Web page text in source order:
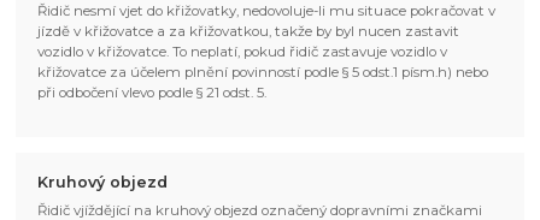
Řidič nesmí vjet do křižovatky, nedovoluje-li mu situace pokračovat v
jízdě v křižovatce a za křižovatkou, takže by byl nucen zastavit
vozidlo v křižovatce. To neplatí, pokud řidič zastavuje vozidlo v
křižovatce za účelem plnění povinností podle § 5 odst.1 písm.h) nebo
při odbočení vlevo podle § 21 odst. 5.
Kruhový objezd
Řidič vjíždějící na kruhový objezd označený dopravními značkami